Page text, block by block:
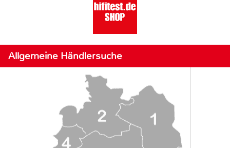
Allgemeine Händlersuche